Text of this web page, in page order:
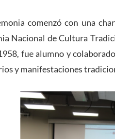
comenzó con una
Nacional de Cultura
fue alumno y
y manifestaciones